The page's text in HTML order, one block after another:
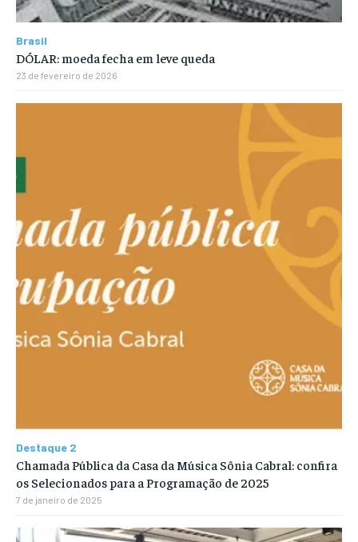
Brasil
DÓLAR: moeda fecha em leve queda
23 de fevereiro de 2026
Destaque 2
Chamada Pública da Casa da Música Sônia Cabral: confira
os Selecionados para a Programação de 2025
7 de janeiro de 2025